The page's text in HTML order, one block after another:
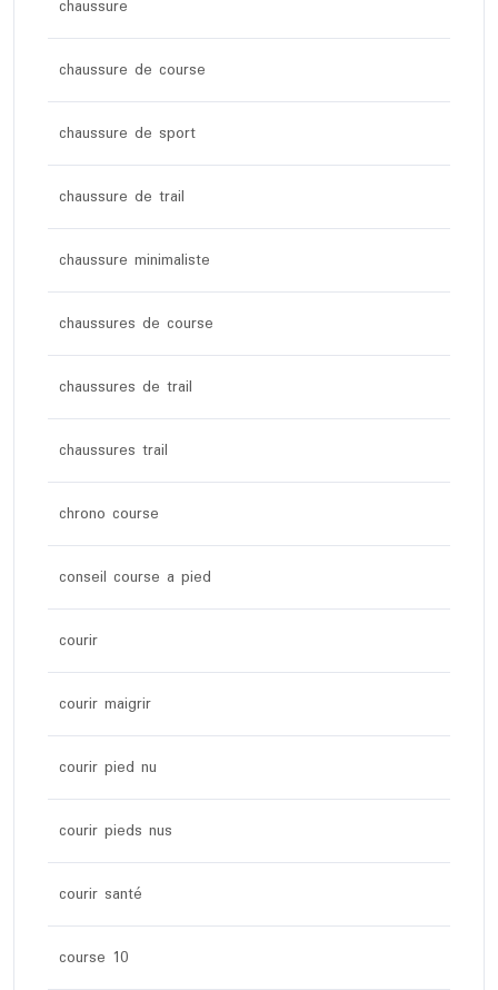
chaussure
chaussure de course
chaussure de sport
chaussure de trail
chaussure minimaliste
chaussures de course
chaussures de trail
chaussures trail
chrono course
conseil course a pied
courir
courir maigrir
courir pied nu
courir pieds nus
courir santé
course 10